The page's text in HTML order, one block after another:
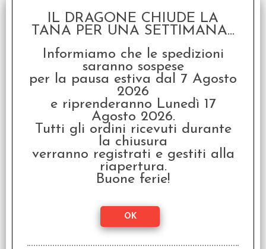
OFFERTA RAVEN PRIME
- Kingsport Festival -
Edizione Italiana
€ 49,99
€24,99
Orrore sull'Orient
Tavolo
IL DRAGONE CHIUDE LA
TANA PER UNA SETTIMANA...
Informiamo che le spedizioni
saranno sospese
per la pausa estiva dal 7 Agosto
2026
e riprenderanno Lunedì 17
Agosto 2026.
Tutti gli ordini ricevuti durante
la chiusura
verranno registrati e gestiti alla
riapertura.
Buone ferie!